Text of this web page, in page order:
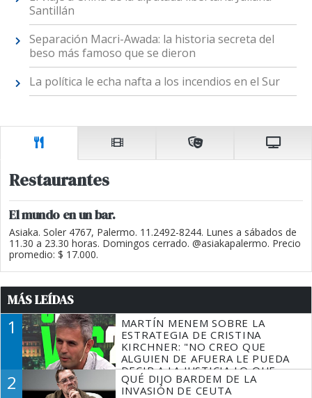
Santillán
Separación Macri-Awada: la historia secreta del
beso más famoso que se dieron
La política le echa nafta a los incendios en el Sur
Restaurantes
El mundo en un bar.
Asiaka. Soler 4767, Palermo. 11.2492-8244. Lunes a sábados de
11.30 a 23.30 horas. Domingos cerrado. @asiakapalermo. Precio
promedio: $ 17.000.
MÁS LEÍDAS
1
MARTÍN MENEM SOBRE LA
ESTRATEGIA DE CRISTINA
KIRCHNER: "NO CREO QUE
ALGUIEN DE AFUERA LE PUEDA
DECIR A LA JUSTICIA LO QUE
TIENE QUE HACER"
2
QUÉ DIJO BARDEM DE LA
INVASIÓN DE CEUTA